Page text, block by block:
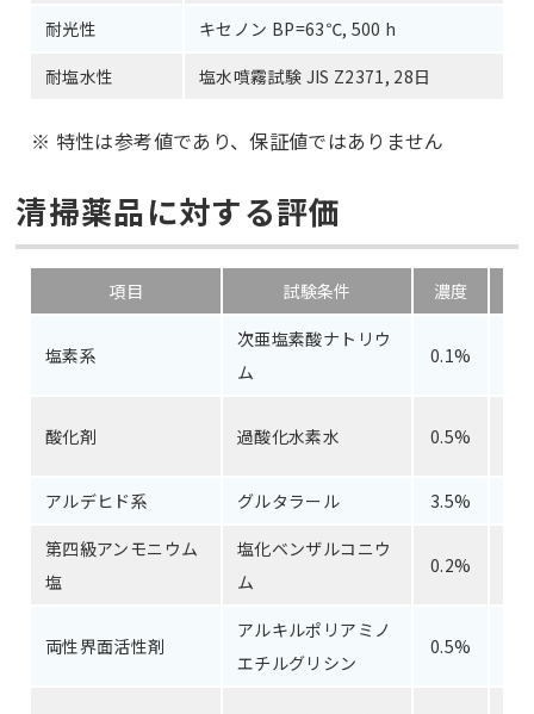
耐光性
キセノン BP=63℃, 500 h
耐塩水性
塩水噴霧試験 JIS Z2371, 28日
※ 特性は参考値であり、保証値ではありません
清掃薬品に対する評価
項目 試験条件 濃度
塩素系
次亜塩素酸ナトリウ
ム
0.1%
酸化剤 過酸化水素水 0.5%
アルデヒド系 グルタラール 3.5%
第四級アンモニウム
塩
塩化ベンザルコニウ
ム
0.2%
両性界面活性剤
アルキルポリアミノ
エチルグリシン
0.5%